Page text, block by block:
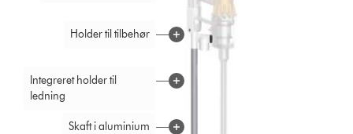
Holder til tilbehør
Integreret holder til
ledning
Skaft i aluminium